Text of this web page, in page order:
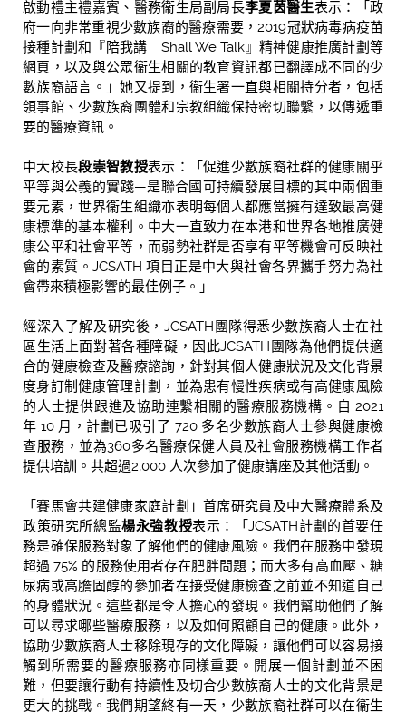
啟動禮主禮嘉賓、醫務衞生局副局長李夏茵醫生表示：「政
府一向非常重視少數族裔的醫療需要，2019冠狀病毒病疫苗
接種計劃和『陪我講 Shall We Talk』精神健康推廣計劃等
網頁，以及與公眾衞生相關的教育資訊都已翻譯成不同的少
數族裔語言。」她又提到，衞生署一直與相關持分者，包括
領事館、少數族裔團體和宗教組織保持密切聯繫，以傳遞重
要的醫療資訊。
中大校長段崇智教授表示：「促進少數族裔社群的健康關乎
平等與公義的實踐—是聯合國可持續發展目標的其中兩個重
要元素，世界衞生組織亦表明每個人都應當擁有達致最高健
康標準的基本權利。中大一直致力在本港和世界各地推廣健
康公平和社會平等，而弱勢社群是否享有平等機會可反映社
會的素質。JCSATH 項目正是中大與社會各界攜手努力為社
會帶來積極影響的最佳例子。」
經深入了解及研究後，JCSATH團隊得悉少數族裔人士在社
區生活上面對著各種障礙，因此JCSATH團隊為他們提供適
合的健康檢查及醫療諮詢，針對其個人健康狀況及文化背景
度身訂制健康管理計劃，並為患有慢性疾病或有高健康風險
的人士提供跟進及協助連繫相關的醫療服務機構。自 2021
年 10 月，計劃已吸引了 720 多名少數族裔人士參與健康檢
查服務，並為360多名醫療保健人員及社會服務機構工作者
提供培訓。共超過2,000 人次參加了健康講座及其他活動。
「賽馬會共建健康家庭計劃」首席研究員及中大醫療體系及
政策研究所總監楊永強教授表示：「JCSATH計劃的首要任
務是確保服務對象了解他們的健康風險。我們在服務中發現
超過 75% 的服務使用者存在肥胖問題；而大多有高血壓、糖
尿病或高膽固醇的參加者在接受健康檢查之前並不知道自己
的身體狀況。這些都是令人擔心的發現。我們幫助他們了解
可以尋求哪些醫療服務，以及如何照顧自己的健康。此外，
協助少數族裔人士移除現存的文化障礙，讓他們可以容易接
觸到所需要的醫療服務亦同樣重要。開展一個計劃並不困
難，但要讓行動有持續性及切合少數族裔人士的文化背景是
更大的挑戰。我們期望終有一天，少數族裔社群可以在衞生